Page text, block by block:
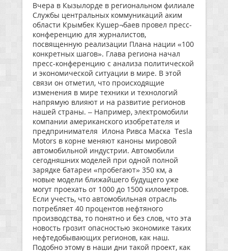
Вчера в Кызылорде в региональном филиале
Службы центральных коммуникаций аким
области Крымбек Кушер¬баев провел пресс-
конференцию для журналистов,
посвященную реализации Плана нации «100
конкретных шагов». Глава региона начал
пресс-конференцию с анализа политической
и экономической ситуации в мире. В этой
связи он отметил, что происходящие
изменения в мире техники и технологий
напрямую влияют и на развитие регионов
нашей страны. – Например, электромобили
компании американского изобретателя и
предпринимателя Илона Ривса Маска Tesla
Motors в корне меняют каноны мировой
автомобильной индустрии. Автомобили
сегодняшних моделей при одной полной
зарядке батареи «пробегают» 350 км, а
новые модели ближайшего будущего уже
могут проехать от 1000 до 1500 километров.
Если учесть, что автомобильная отрасль
потребляет 40 процентов нефтяного
производства, то понятно и без слов, что эта
новость грозит опасностью экономике таких
нефтедобывающих регионов, как наш.
Подобно этому в наши дни такой проект, как